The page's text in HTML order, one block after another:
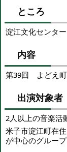
ところ
淀江文化センタ
内容
第39回 よどえ
出演対象者
2人以上の音楽活
米子市淀江町在
が中心のグルー